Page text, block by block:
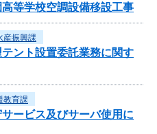
高等学校空調設備移設工事
産振興課
ント設置委託業務に関す
教育課
ービス及びサーバ使用に